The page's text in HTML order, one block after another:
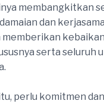
membangkitkan
dan
memberikan
serta seluruh
perlu komitmen